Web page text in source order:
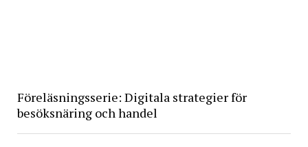
Föreläsningsserie: Digitala strategier för
besöksnäring och handel